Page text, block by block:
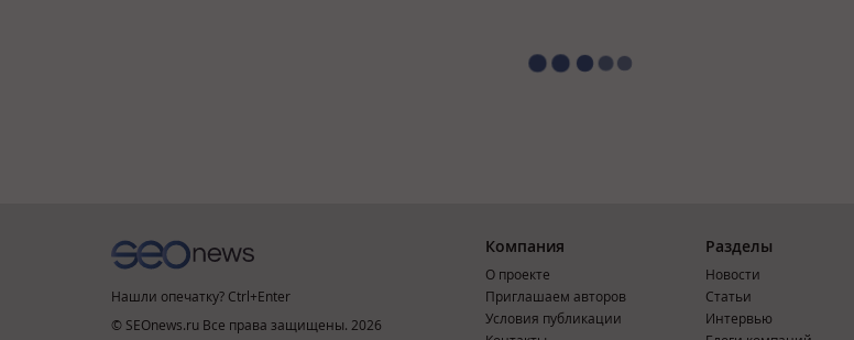
Нашли опечатку? Ctrl+Enter
© SEOnews.ru Все права защищены. 2026
Компания
О проекте
Приглашаем авторов
Условия публикации
Разделы
Новости
Статьи
Интервью